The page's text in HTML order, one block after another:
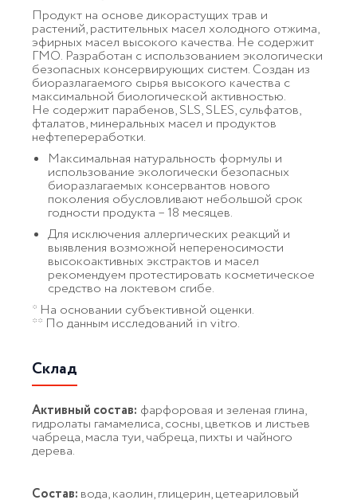
Продукт на основе дикорастущих трав и
растений, растительных масел холодного отжима,
эфирных масел высокого качества. Не содержит
ГМО. Разработан с использованием экологически
безопасных консервирующих систем. Создан из
биоразлагаемого сырья высокого качества с
максимальной биологической активностью.
Не содержит парабенов, SLS, SLES, сульфатов,
фталатов, минеральных масел и продуктов
нефтепереработки.
Максимальная натуральность формулы и
использование экологически безопасных
биоразлагаемых консервантов нового
поколения обусловливают небольшой срок
годности продукта – 18 месяцев.
Для исключения аллергических реакций и
выявления возможной непереносимости
высокоактивных экстрактов и масел
рекомендуем протестировать косметическое
средство на локтевом сгибе.
* На основании субъективной оценки.
** По данным исследований in vitro.
Склад
Активный состав: фарфоровая и зеленая глина,
гидролаты гамамелиса, сосны, цветков и листьев
чабреца, масла туи, чабреца, пихты и чайного
дерева.
Состав: вода, каолин, глицерин, цетеариловый